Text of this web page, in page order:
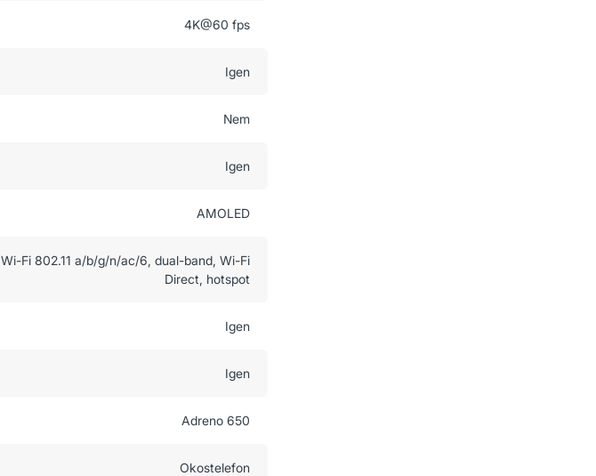
4K@60 fps
Igen
Nem
Igen
AMOLED
Wi-Fi 802.11 a/b/g/n/ac/6, dual-band, Wi-Fi
Direct, hotspot
Igen
Igen
Adreno 650
Okostelefon